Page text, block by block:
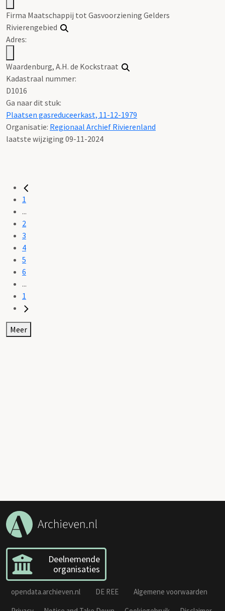
Firma Maatschappij tot Gasvoorziening Gelders
Rivierengebied
Adres:
Waardenburg, A.H. de Kockstraat
Kadastraal nummer:
D1016
Ga naar dit stuk:
Plaatsen gasreduceerkast, 11-12-1979
Organisatie: Regionaal Archief Rivierenland
laatste wijziging 09-11-2024
1
...
2
3
4
5
6
...
1
Meer
Deelnemende
organisaties
opendata.archieven.nl DE REE
Algemene voorwaarden